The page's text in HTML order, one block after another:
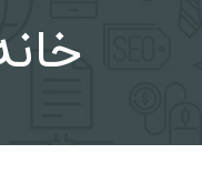
فهرست خدمات
انتخاب یک سرویس